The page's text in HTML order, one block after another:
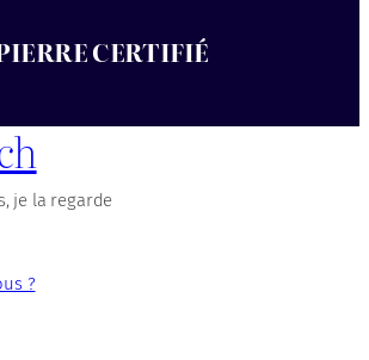
CERTIFIÉ
je la regarde
?